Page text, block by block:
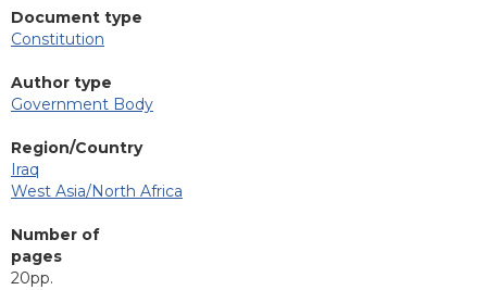
Document type
Constitution
Author type
Government Body
Region/Country
Iraq
West Asia/North Africa
Number of
pages
20pp.